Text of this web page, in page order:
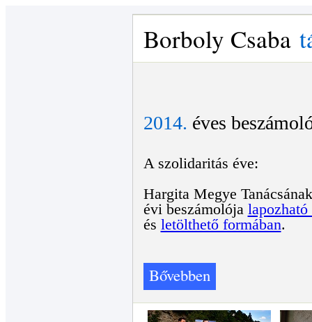
Borboly Csaba
2014. éves
A szolidaritás éve:
Hargita Megye
évi beszámolója
és letölthető formában.
Bővebben